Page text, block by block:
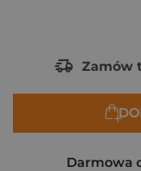
Zamów
Darmowa